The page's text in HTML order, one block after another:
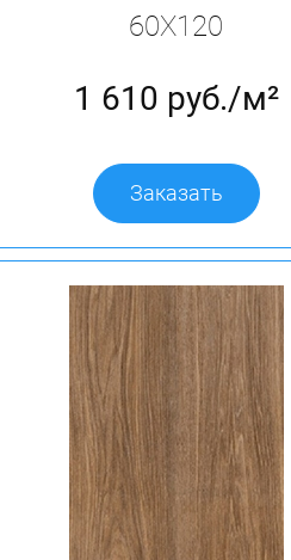
60X120
1 610 руб./м²
Заказать